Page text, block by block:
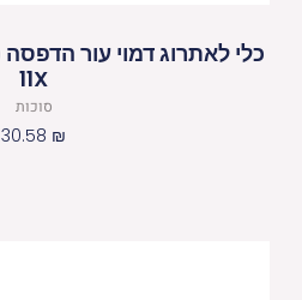
כלי לאתרוג דמוי עור הדפסה
11X
סוכות
30.58 ₪